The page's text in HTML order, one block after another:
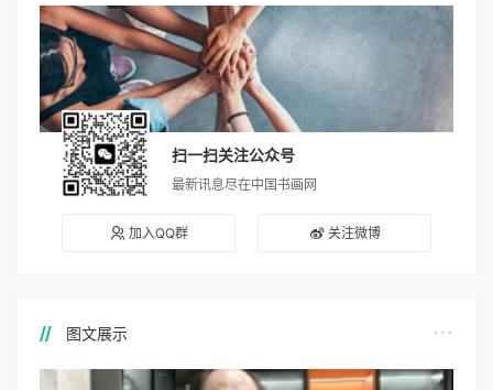
扫一扫关注公众号
最新讯息尽在中国书画网
加入QQ群 关注微博
图文展示